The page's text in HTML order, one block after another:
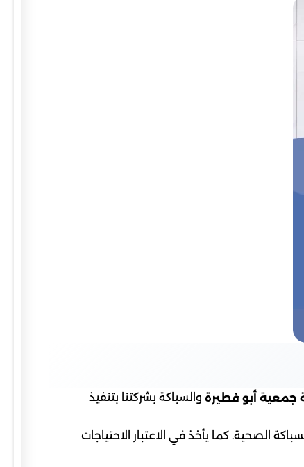
أبو فطيرة والسباكة بشركتنا بتنفيذ
الصحية. كما يأخذ في الاعتبار الاحتياجات